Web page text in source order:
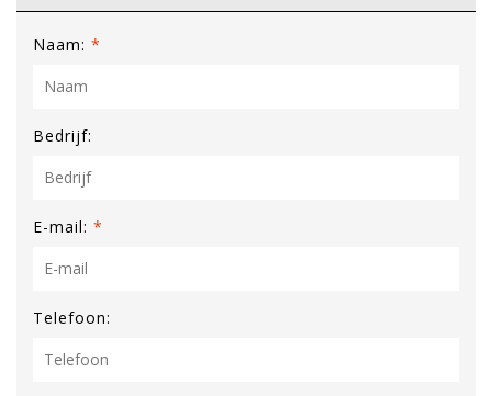
Naam: *
Bedrijf:
E-mail: *
Telefoon: